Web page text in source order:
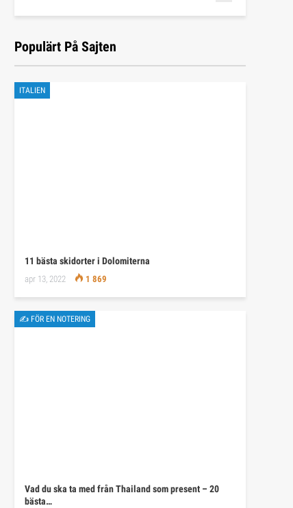
Populärt På Sajten
ITALIEN
11 bästa skidorter i Dolomiterna
apr 13, 2022 1 869
✍ FÖR EN NOTERING
Vad du ska ta med från Thailand som present – 20
bästa…